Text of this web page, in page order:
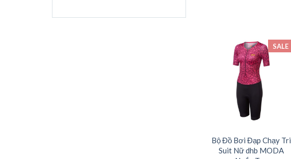
SALE
Bộ Đồ Bơi Đạp Chạy Tri
Suit Nữ dhb MODA